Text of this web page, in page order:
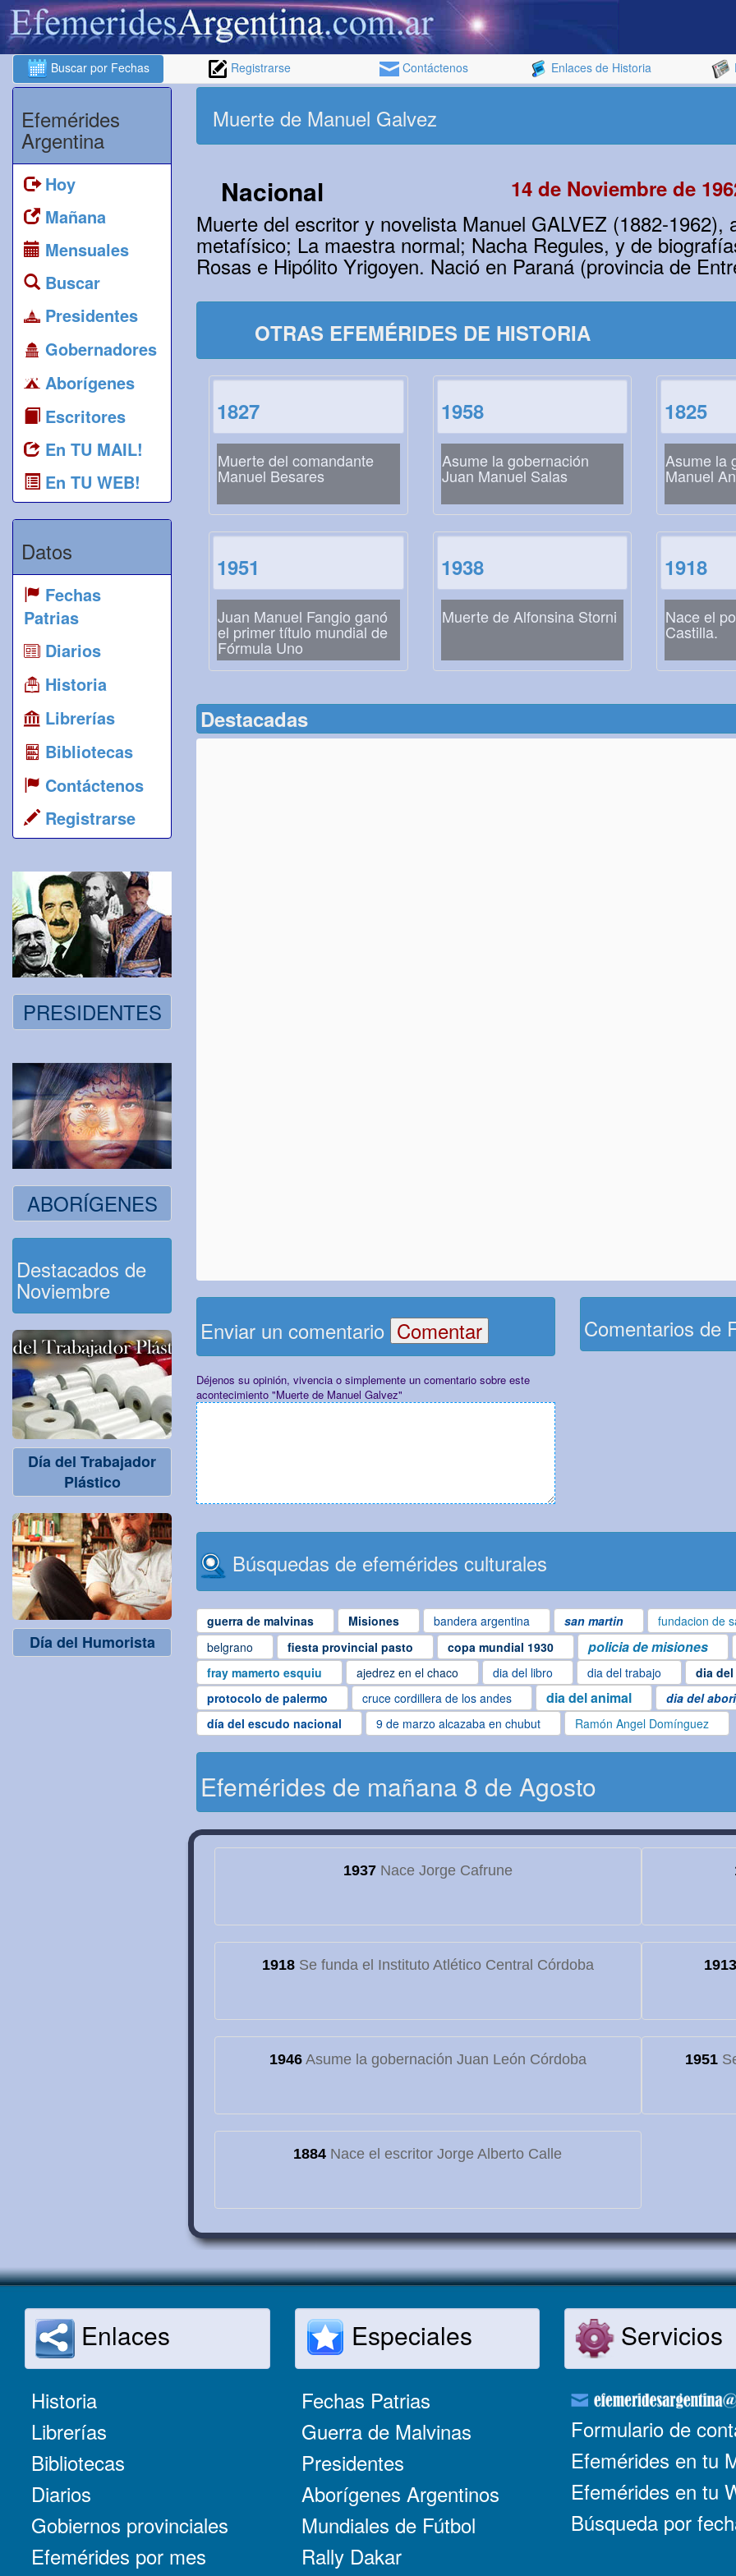
Buscar por Fechas Registrarse Contáctenos Enlaces de Historia
Efemérides
Argentina
Hoy
Mañana
Mensuales
Buscar
Presidentes
Gobernadores
Aborígenes
Escritores
En TU MAIL!
En TU WEB!
Datos
Fechas
Patrias
Diarios
Historia
Librerías
Bibliotecas
Contáctenos
Registrarse
PRESIDENTES
ABORÍGENES
Destacados de
Noviembre
Día del Trabajador
Plástico
Día del Humorista
Muerte de Manuel Galvez
Nacional 14 de Noviembre de
Muerte del escritor y novelista Manuel GALVEZ (1882-1962),
metafísico; La maestra normal; Nacha Regules, y de
Rosas e Hipólito Yrigoyen. Nació en Paraná (provincia de
OTRAS EFEMÉRIDES DE HISTORIA
1827
Muerte del comandante
Manuel Besares
1958
Asume la gobernación
Juan Manuel Salas
1825
Asume la
Manuel
1951
Juan Manuel Fangio ganó
el primer título mundial de
Fórmula Uno
1938
Muerte de Alfonsina Storni
1918
Nace el
Castilla.
Destacadas
Enviar un comentario
Déjenos su opinión, vivencia o simplemente un comentario sobre este
acontecimiento "Muerte de Manuel Galvez"
Comentarios de
Búsquedas de efemérides culturales
guerra de malvinas Misiones bandera argentina san martin fundacion de
belgrano
fiesta provincial pasto copa mundial 1930 policia de misiones
fray mamerto esquiu
ajedrez en el chaco dia del libro dia del trabajo dia
protocolo de palermo
cruce cordillera de los andes dia del animal dia del
día del escudo nacional
9 de marzo alcazaba en chubut Ramón Angel Domínguez
Efemérides de mañana 8 de Agosto
1937Nace Jorge Cafrune
1918Se funda el Instituto Atlético Central Córdoba 1913
1946Asume la gobernación Juan León Córdoba 1951
1884 Nace el escritor Jorge Alberto Calle
Enlaces
Historia
Librerías
Bibliotecas
Diarios
Gobiernos provinciales
Efemérides por mes
Especiales
Fechas Patrias
Guerra de Malvinas
Presidentes
Aborígenes Argentinos
Mundiales de Fútbol
Rally Dakar
Servicios
Formulario de
Efemérides en tu
Efemérides en tu
Búsqueda por